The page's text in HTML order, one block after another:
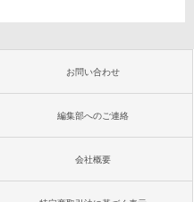
お問い合わせ
編集部へのご連絡
会社概要